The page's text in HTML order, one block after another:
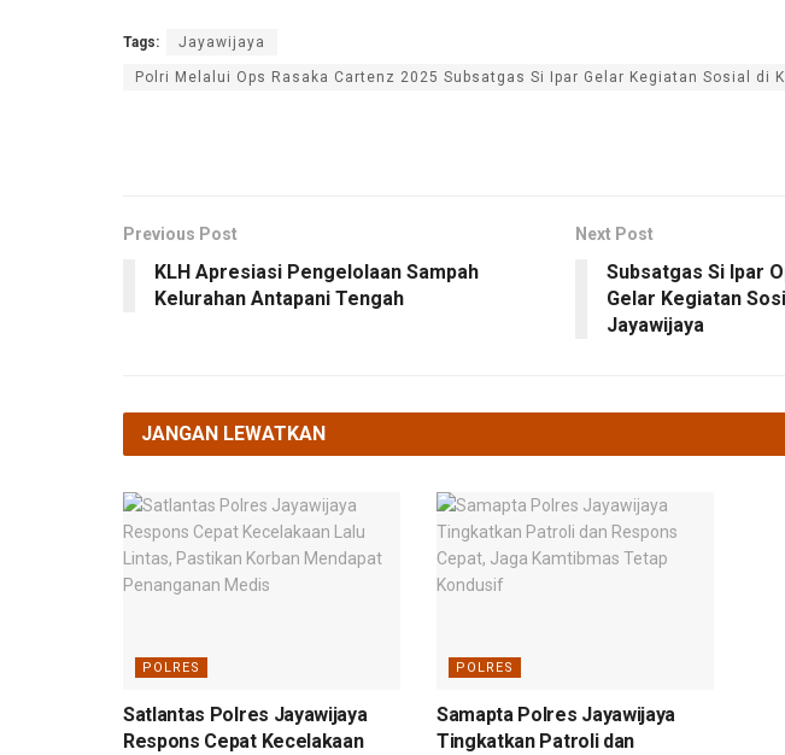
Tags: Jayawijaya
Polri Melalui Ops Rasaka Cartenz 2025 Subsatgas Si Ipar Gelar Kegiatan Sosial di
Previous Post
KLH Apresiasi Pengelolaan Sampah
Kelurahan Antapani Tengah
Next Post
Subsatgas Si Ipar
Gelar Kegiatan
Jayawijaya
JANGAN LEWATKAN
POLRES
Satlantas Polres Jayawijaya
Respons Cepat Kecelakaan
POLRES
Samapta Polres Jayawijaya
Tingkatkan Patroli dan